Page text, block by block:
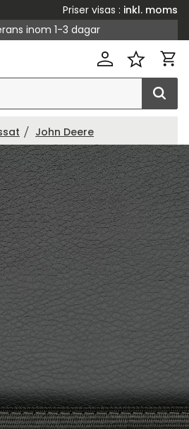
Priser visas
inkl. moms
inom 1-3 dagar
John Deere